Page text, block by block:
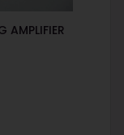
AMPLIFIER